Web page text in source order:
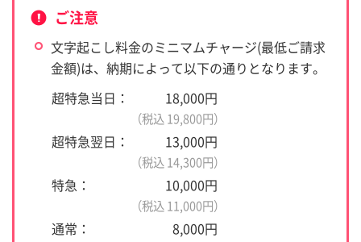
ご注意
文字起こし料金のミニマムチャージ(最低ご請求
金額)は、納期によって以下の通りとなります。
超特急当日： 18,000円
（税込 19,800円）
超特急翌日： 13,000円
（税込 14,300円）
特急： 10,000円
（税込 11,000円）
通常： 8,000円